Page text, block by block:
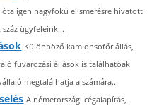
óta igen nagyfokú elismerésre hivatott
ügyfeleink...
Különböző kamionsofőr állás,
fuvarozási állások is találhatóak
megtalálhatja a számára...
A németországi cégalapítás,